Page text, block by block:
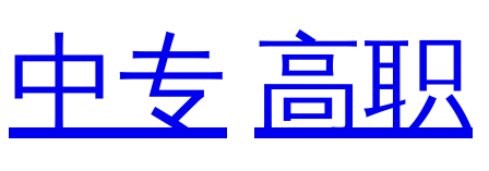
中专 高职